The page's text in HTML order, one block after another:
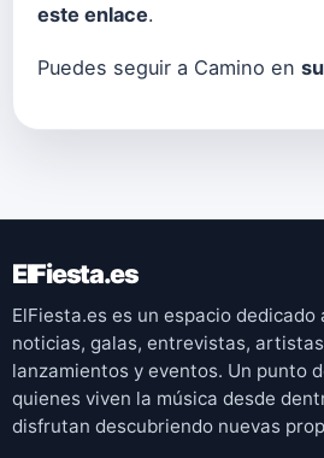
este enlace.
Puedes seguir a Camino en
ElFiesta.es
ElFiesta.es es un espacio
noticias, galas, entrevistas,
lanzamientos y eventos. Un punto
quienes viven la música desde
disfrutan descubriendo nuevas